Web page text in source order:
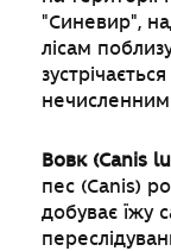
"Синевир",
лісам
Вовк (Canis
пес (Canis)
добуває їжу